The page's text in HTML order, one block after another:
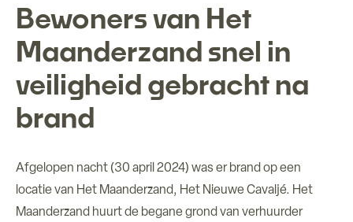
Over ons
Verhuur ruimtes
Bewoners van Het
Maanderzand snel in
veiligheid gebracht na
brand
Afgelopen nacht (30 april 2024) was er brand op een
locatie van Het Maanderzand, Het Nieuwe Cavaljé. Het
Maanderzand huurt de begane grond van verhuurder